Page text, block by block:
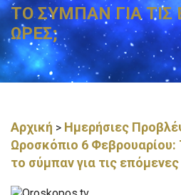
ΤΟ ΣΥΜΠΑΝ ΓΙΑ
ΩΡΕΣ;
Αρχική > Ημερήσιες
Ωροσκόπιο 6 Φεβρουαρίου:
το σύμπαν για τις